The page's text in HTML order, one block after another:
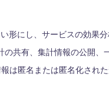
形にし、サービスの効果
共有、集計情報の公開
匿名または匿名化され